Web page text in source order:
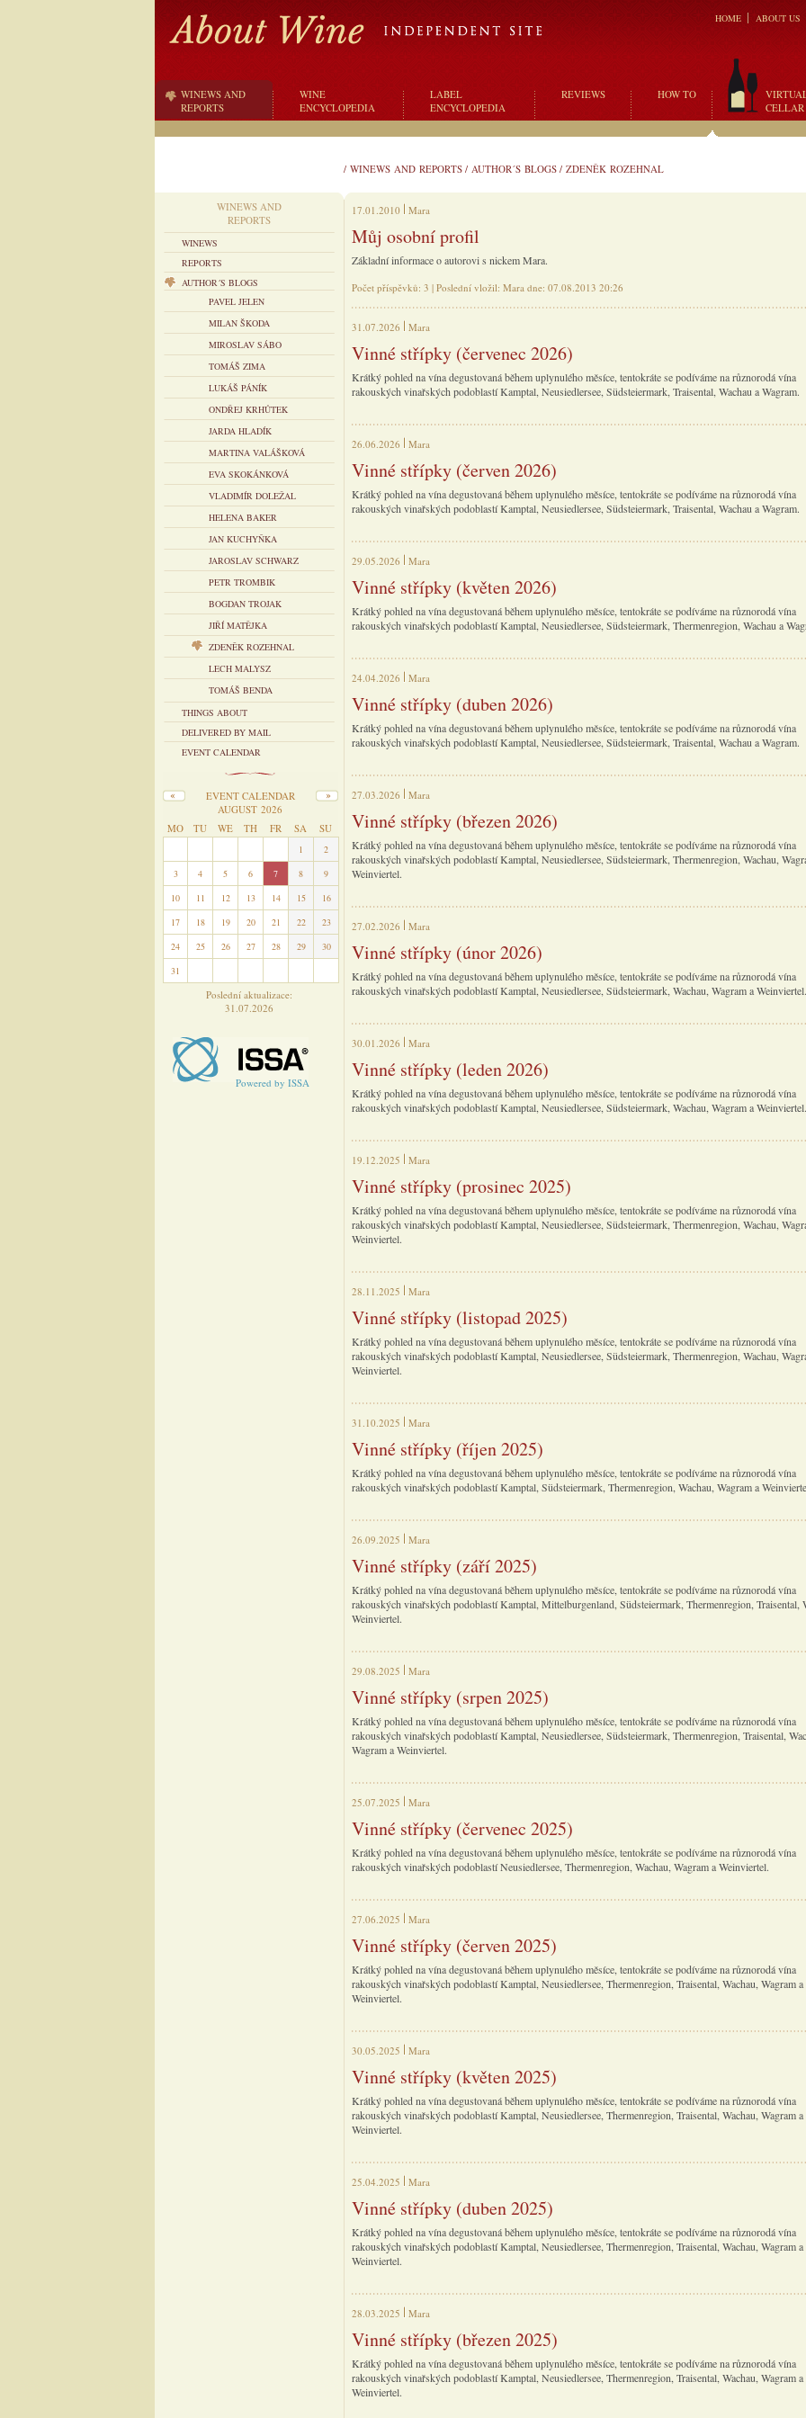
HOME ABOUT US
WINEWS AND
REPORTS
WINE
ENCYCLOPEDIA
LABEL
ENCYCLOPEDIA
REVIEWS HOW TO
CELLAR
/ WINEWS AND REPORTS / AUTHOR´S BLOGS / ZDENĚK ROZEHNAL
WINEWS AND
REPORTS
WINEWS
REPORTS
AUTHOR´S BLOGS
PAVEL JELEN
MILAN ŠKODA
MIROSLAV SÁBO
TOMÁŠ ZIMA
LUKÁŠ PÁNÍK
ONDŘEJ KRHŮTEK
JARDA HLADÍK
MARTINA VALÁŠKOVÁ
EVA SKOKÁNKOVÁ
VLADIMÍR DOLEŽAL
HELENA BAKER
JAN KUCHYŇKA
JAROSLAV SCHWARZ
PETR TROMBIK
BOGDAN TROJAK
JIŘÍ MATĚJKA
ZDENĚK ROZEHNAL
LECH MALYSZ
TOMÁŠ BENDA
THINGS ABOUT
DELIVERED BY MAIL
EVENT CALENDAR
EVENT CALENDAR
AUGUST 2026
MO
TU WE TH FR SA SU
1
2
3
4 5 6 7 8
9
10
11 12 13 14 15
16
17
18 19 20 21 22
23
24
25 26 27 28 29
30
31
Poslední aktualizace:
31.07.2026
Powered by ISSA
17.01.2010 Mara
Můj osobní profil
Základní informace o autorovi s nickem Mara.
Počet příspěvků: 3 | Poslední vložil: Mara dne: 07.08.2013 20:26
31.07.2026 Mara
Vinné střípky (červenec 2026)
Krátký pohled na vína degustovaná během uplynulého měsíce, tentokráte se podíváme na různorodá vína
rakouských vinařských podoblastí Kamptal, Neusiedlersee, Südsteiermark, Traisental, Wachau a Wagram.
26.06.2026 Mara
Vinné střípky (červen 2026)
Krátký pohled na vína degustovaná během uplynulého měsíce, tentokráte se podíváme na různorodá vína
rakouských vinařských podoblastí Kamptal, Neusiedlersee, Südsteiermark, Traisental, Wachau a Wagram.
29.05.2026 Mara
Vinné střípky (květen 2026)
Krátký pohled na vína degustovaná během uplynulého měsíce, tentokráte se podíváme na různorodá vína
rakouských vinařských podoblastí Kamptal, Neusiedlersee, Südsteiermark, Thermenregion, Wachau a
24.04.2026 Mara
Vinné střípky (duben 2026)
Krátký pohled na vína degustovaná během uplynulého měsíce, tentokráte se podíváme na různorodá vína
rakouských vinařských podoblastí Kamptal, Neusiedlersee, Südsteiermark, Traisental, Wachau a Wagram.
27.03.2026 Mara
Vinné střípky (březen 2026)
Krátký pohled na vína degustovaná během uplynulého měsíce, tentokráte se podíváme na různorodá vína
rakouských vinařských podoblastí Kamptal, Neusiedlersee, Südsteiermark, Thermenregion, Wachau,
Weinviertel.
27.02.2026 Mara
Vinné střípky (únor 2026)
Krátký pohled na vína degustovaná během uplynulého měsíce, tentokráte se podíváme na různorodá vína
rakouských vinařských podoblastí Kamptal, Neusiedlersee, Südsteiermark, Wachau, Wagram a Weinviertel.
30.01.2026 Mara
Vinné střípky (leden 2026)
Krátký pohled na vína degustovaná během uplynulého měsíce, tentokráte se podíváme na různorodá vína
rakouských vinařských podoblastí Kamptal, Neusiedlersee, Südsteiermark, Wachau, Wagram a Weinviertel.
19.12.2025 Mara
Vinné střípky (prosinec 2025)
Krátký pohled na vína degustovaná během uplynulého měsíce, tentokráte se podíváme na různorodá vína
rakouských vinařských podoblastí Kamptal, Neusiedlersee, Südsteiermark, Thermenregion, Wachau,
Weinviertel.
28.11.2025 Mara
Vinné střípky (listopad 2025)
Krátký pohled na vína degustovaná během uplynulého měsíce, tentokráte se podíváme na různorodá vína
rakouských vinařských podoblastí Kamptal, Neusiedlersee, Südsteiermark, Thermenregion, Wachau,
Weinviertel.
31.10.2025 Mara
Vinné střípky (říjen 2025)
Krátký pohled na vína degustovaná během uplynulého měsíce, tentokráte se podíváme na různorodá vína
rakouských vinařských podoblastí Kamptal, Südsteiermark, Thermenregion, Wachau, Wagram a
26.09.2025 Mara
Vinné střípky (září 2025)
Krátký pohled na vína degustovaná během uplynulého měsíce, tentokráte se podíváme na různorodá vína
rakouských vinařských podoblastí Kamptal, Mittelburgenland, Südsteiermark, Thermenregion, Traisental,
Weinviertel.
29.08.2025 Mara
Vinné střípky (srpen 2025)
Krátký pohled na vína degustovaná během uplynulého měsíce, tentokráte se podíváme na různorodá vína
rakouských vinařských podoblastí Kamptal, Neusiedlersee, Südsteiermark, Thermenregion, Traisental,
Wagram a Weinviertel.
25.07.2025 Mara
Vinné střípky (červenec 2025)
Krátký pohled na vína degustovaná během uplynulého měsíce, tentokráte se podíváme na různorodá vína
rakouských vinařských podoblastí Neusiedlersee, Thermenregion, Wachau, Wagram a Weinviertel.
27.06.2025 Mara
Vinné střípky (červen 2025)
Krátký pohled na vína degustovaná během uplynulého měsíce, tentokráte se podíváme na různorodá vína
rakouských vinařských podoblastí Kamptal, Neusiedlersee, Thermenregion, Traisental, Wachau, Wagram a
Weinviertel.
30.05.2025 Mara
Vinné střípky (květen 2025)
Krátký pohled na vína degustovaná během uplynulého měsíce, tentokráte se podíváme na různorodá vína
rakouských vinařských podoblastí Kamptal, Neusiedlersee, Thermenregion, Traisental, Wachau, Wagram a
Weinviertel.
25.04.2025 Mara
Vinné střípky (duben 2025)
Krátký pohled na vína degustovaná během uplynulého měsíce, tentokráte se podíváme na různorodá vína
rakouských vinařských podoblastí Kamptal, Neusiedlersee, Thermenregion, Traisental, Wachau, Wagram a
Weinviertel.
28.03.2025 Mara
Vinné střípky (březen 2025)
Krátký pohled na vína degustovaná během uplynulého měsíce, tentokráte se podíváme na různorodá vína
rakouských vinařských podoblastí Kamptal, Neusiedlersee, Thermenregion, Traisental, Wachau, Wagram a
Weinviertel.